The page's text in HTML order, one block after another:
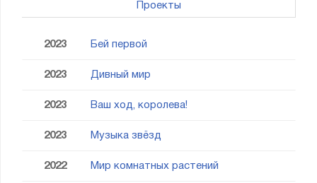
Проекты
2023 Бей первой
2023 Дивный мир
2023 Ваш ход, королева!
2023 Музыка звёзд
2022 Мир комнатных растений